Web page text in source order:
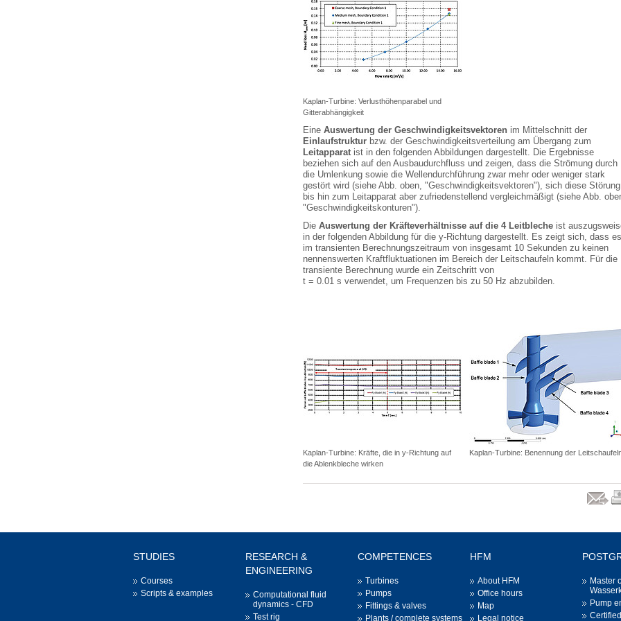
Kaplan-Turbine: Verlusthöhenparabel und
Gitterabhängigkeit
Eine Auswertung der Geschwindigkeitsvektorenim Mittelschnitt der
Einlaufstrukturbzw. der Geschwindigkeitsverteilung am Übergang zum
Leitapparatist in den folgenden Abbildungen dargestellt. Die Ergebnisse
beziehen sich auf den Ausbaudurchfluss und zeigen, dass die Strömung durch
die Umlenkung sowie die Wellendurchführung zwar mehr oder weniger stark
gestört wird (siehe Abb. oben, "Geschwindigkeitsvektoren"), sich diese Störung
bis hin zum Leitapparat aber zufriedenstellend vergleichmäßigt (siehe Abb.
"Geschwindigkeitskonturen").
Die Auswertung der Kräfteverhältnisse auf die 4 Leitblecheist
in der folgenden Abbildung für die y-Richtung dargestellt. Es zeigt sich, dass es
im transienten Berechnungszeitraum von insgesamt 10 Sekunden zu keinen
nennenswerten Kraftfluktuationen im Bereich der Leitschaufeln kommt. Für die
transiente Berechnung wurde ein Zeitschritt von
t = 0.01 s verwendet, um Frequenzen bis zu 50 Hz abzubilden.
Kaplan-Turbine: Kräfte, die in y-Richtung auf
die Ablenkbleche wirken
Kaplan-Turbine: Benennung der
STUDIES
Courses
Scripts & examples
RESEARCH &
ENGINEERING
Computational fluid
dynamics - CFD
Test rig
COMPETENCES
Turbines
Pumps
Fittings & valves
Plants / complete systems
HFM
About HFM
Office hours
Map
Legal notice
Master
Pump